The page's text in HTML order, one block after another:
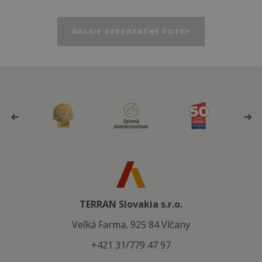
ĎALŠIE REFERENČNÉ FOTKY
TERRAN Slovakia s.r.o.
Veľká Farma, 925 84 Vlčany
+421 31/779 47 97